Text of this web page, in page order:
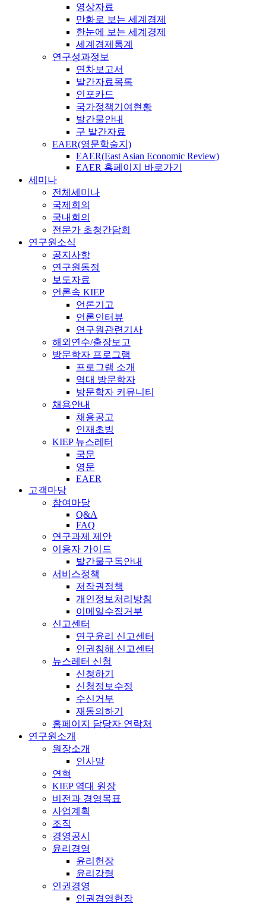
영상자료
만화로 보는 세계경제
한눈에 보는 세계경제
세계경제통계
연구성과정보
연차보고서
발간자료목록
인포카드
국가정책기여현황
발간물안내
구 발간자료
EAER(영문학술지)
EAER(East Asian Economic Review)
EAER 홈페이지 바로가기
세미나
전체세미나
국제회의
국내회의
전문가 초청간담회
연구원소식
공지사항
연구원동정
보도자료
언론속 KIEP
언론기고
언론인터뷰
연구원관련기사
해외연수/출장보고
방문학자 프로그램
프로그램 소개
역대 방문학자
방문학자 커뮤니티
채용안내
채용공고
인재초빙
KIEP 뉴스레터
국문
영문
EAER
고객마당
참여마당
Q&A
FAQ
연구과제 제안
이용자 가이드
발간물구독안내
서비스정책
저작권정책
개인정보처리방침
이메일수집거부
신고센터
연구윤리 신고센터
인권침해 신고센터
뉴스레터 신청
신청하기
신청정보수정
수신거부
재동의하기
홈페이지 담당자 연락처
연구원소개
원장소개
인사말
연혁
KIEP 역대 원장
비전과 경영목표
사업계획
조직
경영공시
윤리경영
윤리헌장
윤리강령
인권경영
인권경영헌장